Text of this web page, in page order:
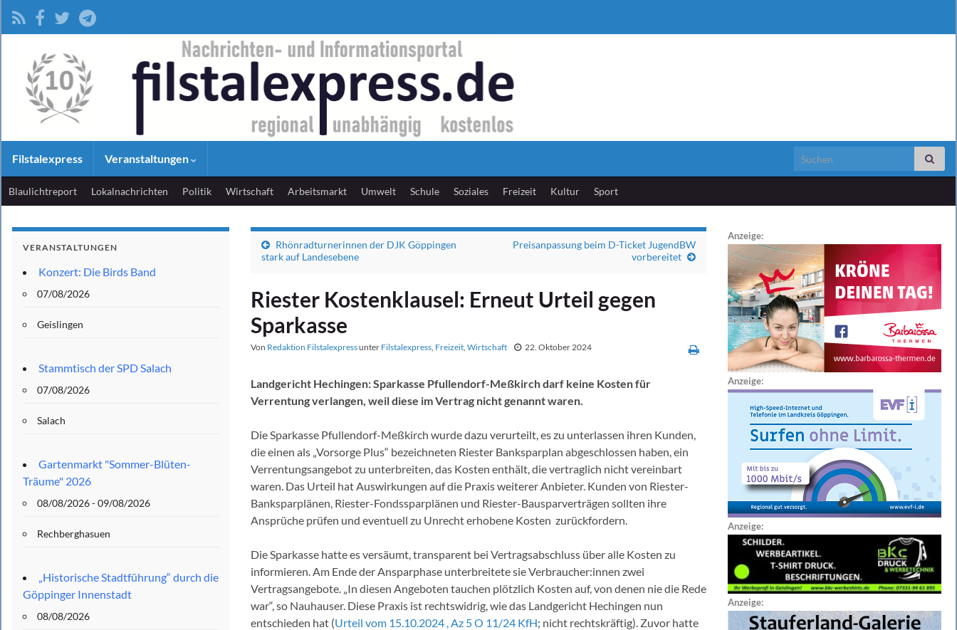
Filstalexpress Veranstaltungen Search for:
Blaulichtreport Lokalnachrichten Politik Wirtschaft Arbeitsmarkt Umwelt Schule Soziales Freizeit Kultur Sport
Rhönradturnerinnen der DJK Göppingen
stark auf Landesebene
Preisanpassung beim D-Ticket JugendBW
vorbereitet
Riester Kostenklausel: Erneut Urteil gegen
Sparkasse
Von Redaktion Filstalexpressunter Filstalexpress, Freizeit, Wirtschaft 22. Oktober 2024
Landgericht Hechingen: Sparkasse Pfullendorf-Meßkirch darf keine Kosten für
Verrentung verlangen, weil diese im Vertrag nicht genannt waren.
Die Sparkasse Pfullendorf-Meßkirch wurde dazu verurteilt, es zu unterlassen ihren Kunden,
die einen als „Vorsorge Plus“ bezeichneten Riester Banksparplan abgeschlossen haben, ein
Verrentungsangebot zu unterbreiten, das Kosten enthält, die vertraglich nicht vereinbart
waren. Das Urteil hat Auswirkungen auf die Praxis weiterer Anbieter. Kunden von Riester-
Banksparplänen, Riester-Fondssparplänen und Riester-Bausparverträgen sollten ihre
Ansprüche prüfen und eventuell zu Unrecht erhobene Kosten zurückfordern.
Die Sparkasse hatte es versäumt, transparent bei Vertragsabschluss über alle Kosten zu
informieren. Am Ende der Ansparphase unterbreitete sie Verbraucher:innen zwei
Vertragsangebote. „In diesen Angeboten tauchen plötzlich Kosten auf, von denen nie die Rede
war“, so Nauhauser. Diese Praxis ist rechtswidrig, wie das Landgericht Hechingen nun
entschieden hat (Urteil vom 15.10.2024 , Az 5 O 11/24 KfH; nicht rechtskräftig). Zuvor hatte
VERANSTALTUNGEN
Konzert: Die Birds Band
07/08/2026
Geislingen
Stammtisch der SPD Salach
07/08/2026
Salach
Gartenmarkt "Sommer-Blüten-
Träume" 2026
08/08/2026 - 09/08/2026
Rechberghasuen
„Historische Stadtführung“ durch die
Göppinger Innenstadt
08/08/2026
Anzeige:
Anzeige:
Anzeige:
Anzeige: